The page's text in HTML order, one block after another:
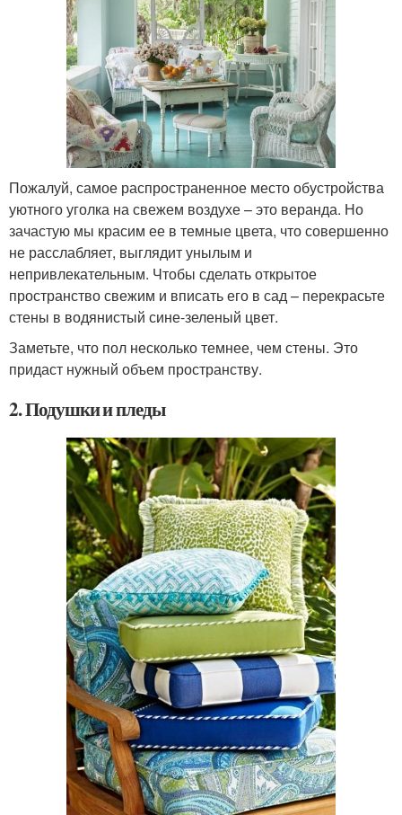
Пожалуй, самое распространенное место обустройства
уютного уголка на свежем воздухе – это веранда. Но
зачастую мы красим ее в темные цвета, что совершенно
не расслабляет, выглядит унылым и
непривлекательным. Чтобы сделать открытое
пространство свежим и вписать его в сад – перекрасьте
стены в водянистый сине-зеленый цвет.
Заметьте, что пол несколько темнее, чем стены. Это
придаст нужный объем пространству.
2. Подушки и пледы